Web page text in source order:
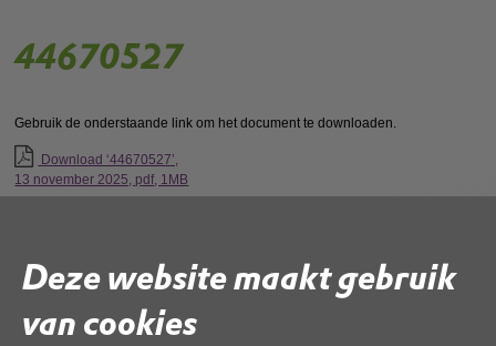
Deze website maakt gebruik
van cookies
44670527
Gebruik de onderstaande link om het document te downloaden.
Download ‘44670527’,
13 november 2025, pdf, 1MB